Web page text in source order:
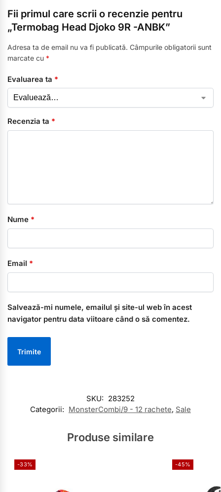
Fii primul care scrii o recenzie pentru
„Termobag Head Djoko 9R -ANBK”
Adresa ta de email nu va fi publicată. Câmpurile obligatorii sunt
marcate cu *
Evaluarea ta *
Recenzia ta *
Nume *
Email *
Salvează-mi numele, emailul și site-ul web în acest
navigator pentru data viitoare când o să comentez.
SKU: 283252
Categorii: MonsterCombi/9 - 12 rachete, Sale
Produse similare
-33% -45%